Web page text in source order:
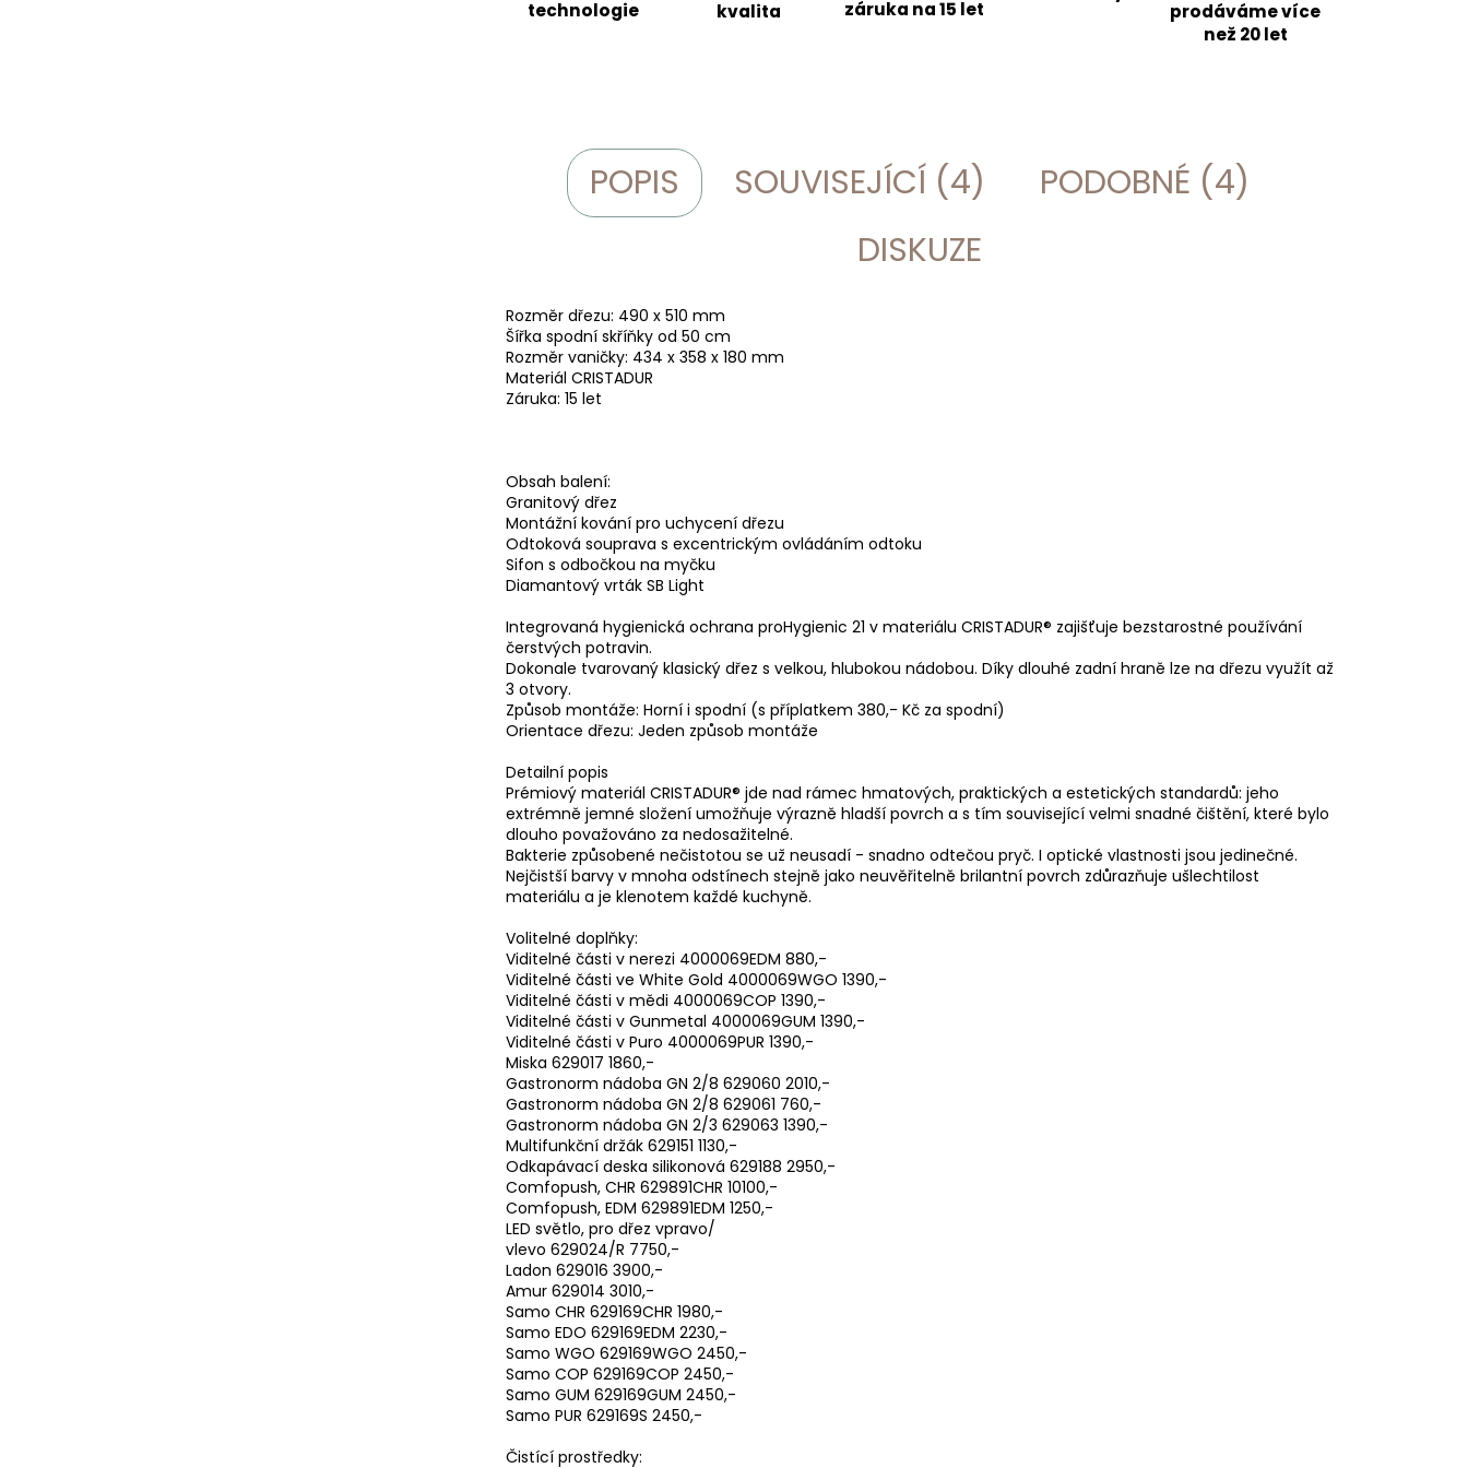
technologie
kvalita
záruka na 15 let
prodáváme více
než 20 let
POPIS SOUVISEJÍCÍ (4)
PODOBNÉ (4)
DISKUZE
Rozměr dřezu: 490 x 510 mm
Šířka spodní skříňky od 50 cm
Rozměr vaničky: 434 x 358 x 180 mm
Materiál CRISTADUR
Záruka: 15 let
Obsah balení:
Granitový dřez
Montážní kování pro uchycení dřezu
Odtoková souprava s excentrickým ovládáním odtoku
Sifon s odbočkou na myčku
Diamantový vrták SB Light
Integrovaná hygienická ochrana proHygienic 21 v materiálu CRISTADUR® zajišťuje bezstarostné používání
čerstvých potravin.
Dokonale tvarovaný klasický dřez s velkou, hlubokou nádobou. Díky dlouhé zadní hraně lze na dřezu využít až
3 otvory.
Způsob montáže: Horní i spodní (s příplatkem 380,- Kč za spodní)
Orientace dřezu: Jeden způsob montáže
Detailní popis
Prémiový materiál CRISTADUR® jde nad rámec hmatových, praktických a estetických standardů: jeho
extrémně jemné složení umožňuje výrazně hladší povrch a s tím související velmi snadné čištění, které bylo
dlouho považováno za nedosažitelné.
Bakterie způsobené nečistotou se už neusadí - snadno odtečou pryč. I optické vlastnosti jsou jedinečné.
Nejčistší barvy v mnoha odstínech stejně jako neuvěřitelně brilantní povrch zdůrazňuje ušlechtilost
materiálu a je klenotem každé kuchyně.
Volitelné doplňky:
Viditelné části v nerezi 4000069EDM 880,-
Viditelné části ve White Gold 4000069WGO 1390,-
Viditelné části v mědi 4000069COP 1390,-
Viditelné části v Gunmetal 4000069GUM 1390,-
Viditelné části v Puro 4000069PUR 1390,-
Miska 629017 1860,-
Gastronorm nádoba GN 2/8 629060 2010,-
Gastronorm nádoba GN 2/8 629061 760,-
Gastronorm nádoba GN 2/3 629063 1390,-
Multifunkční držák 629151 1130,-
Odkapávací deska silikonová 629188 2950,-
Comfopush, CHR 629891CHR 10100,-
Comfopush, EDM 629891EDM 1250,-
LED světlo, pro dřez vpravo/
vlevo 629024/R 7750,-
Ladon 629016 3900,-
Amur 629014 3010,-
Samo CHR 629169CHR 1980,-
Samo EDO 629169EDM 2230,-
Samo WGO 629169WGO 2450,-
Samo COP 629169COP 2450,-
Samo GUM 629169GUM 2450,-
Samo PUR 629169S 2450,-
Čistící prostředky: